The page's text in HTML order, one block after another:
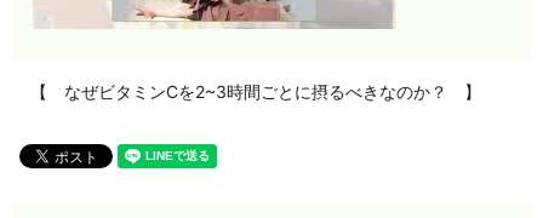
【 なぜビタミンCを2~3時間ごとに摂るべきなのか？ 】